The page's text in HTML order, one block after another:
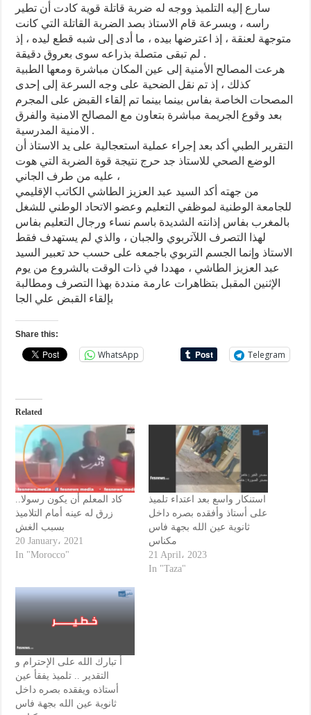
سارع إليه التلميذ ووجه له ضربة قاتلة قوية كادت أن تطير
راسه ، وبسرعة قام الاستاذ بصد الضربة القاتلة التي كانت
متوجهة لعنقة ، إذ اعترضها بيده ، ما أدى إلى شبه قطع ليده ، إذ
لم تبقى متصلة بذراعه سوى بعروق دقيقة .
هرعت المصالح الأمنية إلى عين المكان مباشرة ومعها الطبية
كذلك ، إذ تم نقل الضحية على وجه السرعة إلى إحدى
المصحات الخاصة بفاس بينما بينما تم إلقاء القبض على المجرم
بعد وقوع الجريمة مباشرة بتعاون مع المصالح الامنية والفرق
الامنية المدرسية .
التقرير الطبي أكد بعد إجراء عملية استعجالية على يد الاستاذ أن
الوضع الصحي للاستاذ جد حرج نتيجة قوة الضربة التي هوت
عليه من طرف الجاني ،
من جهته أكد السيد عبد العزيز الطاشي الكاتب الإقليمي
للجامعة الوطنية لموظفي التعليم وعضو الاتحاد الوطني للشغل
بالمغرب بفاس إذانته الشديدة باسم نساء ورجال التعليم بفاس
لهذا التصرف اللآتربوي والجبان ، والذي لم يستهدف فقط
الاستاذ وإنما الجسم التربوي باجمعه على حسب حد تعبير السيد
عبد العزيز الطاشي ، مهددا في ذات الوقت بالشروع من يوم
الإثنين المقبل بتظاهرات عارمة منددة بهذا التصرف ومطالبة
بإلقاء القبض علي الجا
Share this:
WhatsApp Telegram
Related
كاد المعلم أن يكون رسولا..
زرق له عينه أمام التلاميذ
بسبب الغش
20 January، 2021
In "Morocco"
استنكار واسع بعد اعتداء تلميذ
على أستاذ وأفقده بصره داخل
ثانوية عين الله بجهة فاس
مكناس
21 April، 2023
In "Taza"
أ تبارك الله على الإحترام و
التقدير .. تلميذ يفقأ عين
أستاذه ويفقده بصره داخل
ثانوية عين الله بجهة فاس